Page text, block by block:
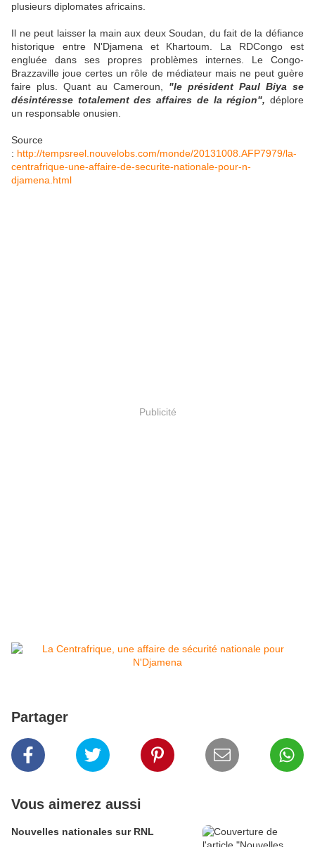
plusieurs diplomates africains.
Il ne peut laisser la main aux deux Soudan, du fait de la défiance
historique entre N'Djamena et Khartoum. La RDCongo est
engluée dans ses propres problèmes internes. Le Congo-
Brazzaville joue certes un rôle de médiateur mais ne peut guère
faire plus. Quant au Cameroun, "le président Paul Biya se
désintéresse totalement des affaires de la région", déplore
un responsable onusien.
Source
: http://tempsreel.nouvelobs.com/monde/20131008.AFP7979/la-
centrafrique-une-affaire-de-securite-nationale-pour-n-
djamena.html
Publicité
Partager
Vous aimerez aussi
Nouvelles nationales sur RNL